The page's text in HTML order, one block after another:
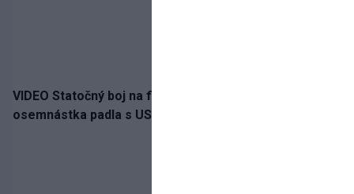
VIDEO Statočný boj na finále nestačil: Slovenská
osemnástka padla s USA a zabojuje o bronz